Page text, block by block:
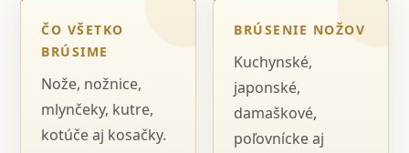
ČO VŠETKO
BRÚSIME
Nože, nožnice,
mlynčeky, kutre,
kotúče aj kosačky.
BRÚSENIE NOŽOV
Kuchynské,
japonské,
damaškové,
poľovnícke aj